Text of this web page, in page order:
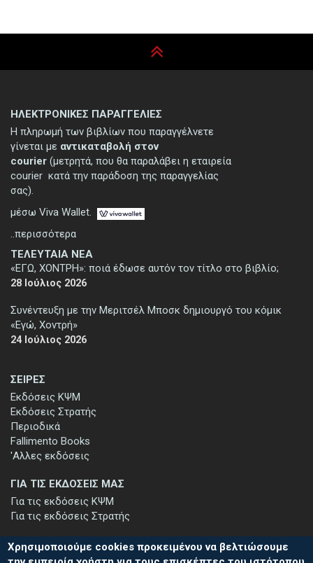
ΣΕΙΡΕΣ
Εκδόσεις ΚΨΜ
Εκδόσεις Στρατής
Περιοδικά
Fallimento Books
'Αλλες εκδόσεις
ΤΕΛΕΥΤΑΙΑ ΝΕΑ
«ΕΓΩ, ΧΟΝΤΡΗ»: ποιά έδωσε αυτόν τον τίτλο στο βιβλίο;
28 Ιούλιος 2026
Συνέντευξη με την Μεριτσέλ Μποσκ δημιουργό του κόμικ
«Εγώ, Χοντρή»
24 Ιούλιος 2026
ΓΙΑ ΤΙΣ ΕΚΔΟΣΕΙΣ ΜΑΣ
Για τις εκδόσεις ΚΨΜ
Για τις εκδόσεις Στρατής
ΗΛΕΚΤΡΟΝΙΚΕΣ ΠΑΡΑΓΓΕΛΙΕΣ
Η πληρωμή των βιβλίων που παραγγέλνετε
γίνεται με αντικαταβολή στον
courier (μετρητά, που θα παραλάβει η εταιρεία
courier κατά την παράδοση της παραγγελίας
σας).
μέσω Viva Wallet.
..περισσότερα
Χρησιμοποιούμε cookies προκειμένου να βελτιώσουμε